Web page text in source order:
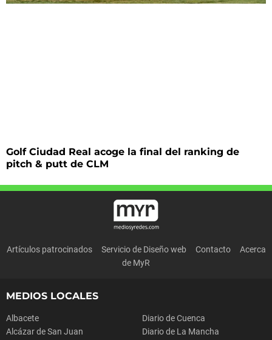
Golf Ciudad Real acoge la final del ranking de
pitch & putt de CLM
Artículos patrocinados Servicio de Diseño web Contacto
Acerca
de MyR
MEDIOS LOCALES
Albacete
Alcázar de San Juan
Diario de Cuenca
Diario de La Mancha